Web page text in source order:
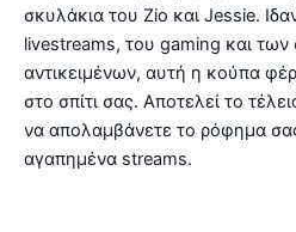
σκυλάκια του Zio και Jessie.
livestreams, του gaming και των
αντικειμένων, αυτή η κούπα
στο σπίτι σας. Αποτελεί το
να απολαμβάνετε το ρόφημα
αγαπημένα streams.